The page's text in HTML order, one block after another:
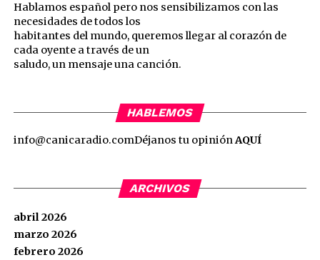
Hablamos español pero nos sensibilizamos con las
necesidades de todos los
habitantes del mundo, queremos llegar al corazón de
cada oyente a través de un
saludo, un mensaje una canción.
HABLEMOS
info@canicaradio.comDéjanos tu opiniónAQUÍ
ARCHIVOS
abril 2026
marzo 2026
febrero 2026